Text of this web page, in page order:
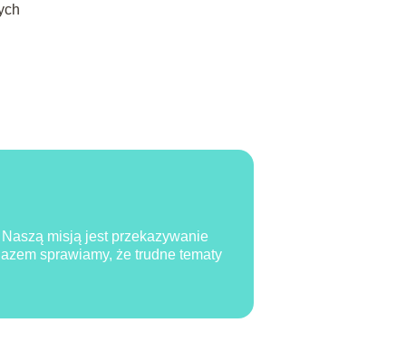
misją jest przekazywanie
sprawiamy, że trudne tematy